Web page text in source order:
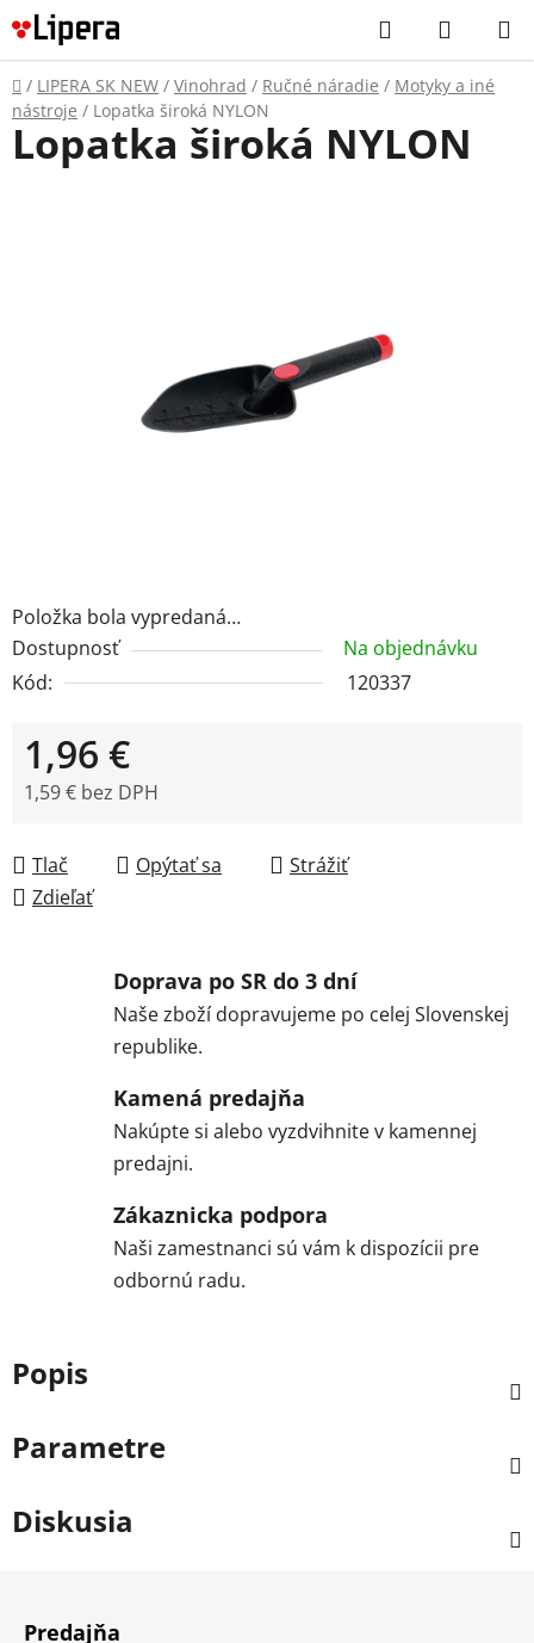
Prejsť
na
obsah
Hľadať
KOŠÍK
Domov
/ LIPERA SK NEW / Vinohrad / Ručné náradie / Motyky a iné
nástroje / Lopatka široká NYLON
Položka bola vypredaná…
Dostupnosť
Na objednávku
Kód:
120337
1,96 €
1,59 € bez DPH
Tlač
Opýtať sa
Strážiť
Zdieľať
Lopatka široká NYLON
Doprava po SR do 3 dní
Naše zboží dopravujeme po celej Slovenskej
republike.
Kamená predajňa
Nakúpte si alebo vyzdvihnite v kamennej
predajni.
Zákaznicka podpora
Naši zamestnanci sú vám k dispozícii pre
odbornú radu.
Popis
Parametre
Diskusia
Predajňa